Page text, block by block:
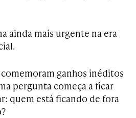
ainda mais urgente na era
ganhos inéditos
pergunta começa a ficar
quem está ficando de fora